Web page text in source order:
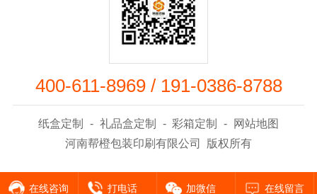
400-611-8969/ 191-0386-8788
纸盒定制 - 礼品盒定制 - 彩箱定制 - 网站地图
河南帮橙包装印刷有限公司 版权所有
在线咨询 打电话 加微信 在线留言